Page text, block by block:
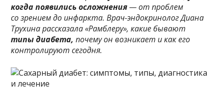
когда появились осложнения— от проблем
со зрением до инфаркта. Врач-эндокринолог Диана
Трухина рассказала «Рамблеру», какие бывают
типы диабета, почему он возникает и как его
контролируют сегодня.